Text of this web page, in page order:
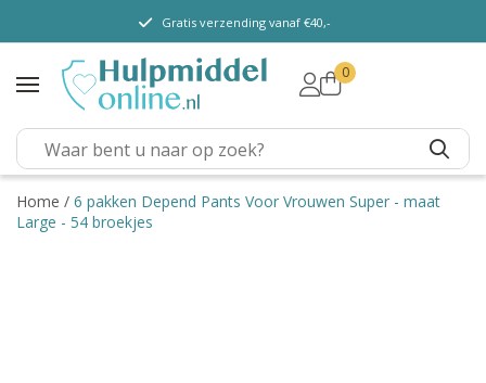
TENA Lady
TENA Men
TENA Pants (m/v)
TENA Flex
TENA Slip
Gratis verzending vanaf €40,-
0
Home / 6 pakken Depend Pants Voor Vrouwen Super - maat
Large - 54 broekjes